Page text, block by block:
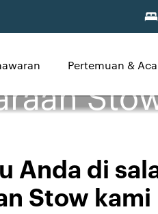
Pertemuan &
Anda di
Stow kami